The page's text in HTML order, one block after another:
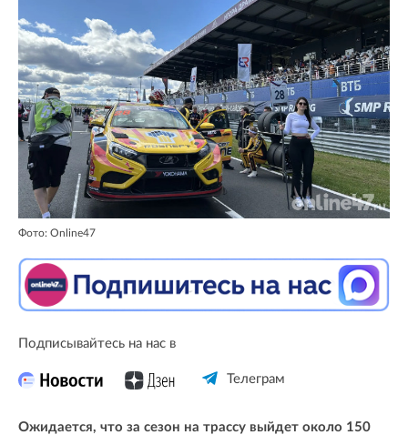
Фото: Online47
Подписывайтесь на нас в
Телеграм
Ожидается, что за сезон на трассу выйдет около 150